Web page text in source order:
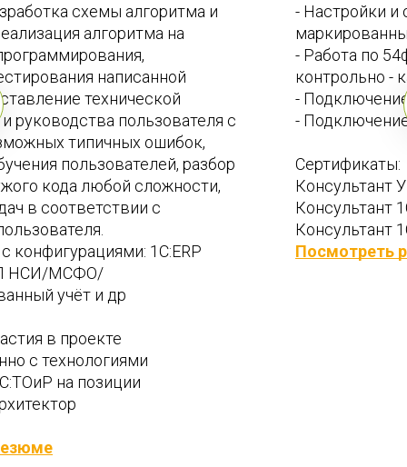
- Настройки и обучение работе с
маркированным товаром.
- Работа по 54фз (настройка и работа с
контрольно - кассовой техникой)
- Подключение и настройка системы МДЛП
- Подключение и настройка системы ЕГАИС
Сертификаты:
Консультант УНФ
Консультант 1С УТ
Консультант 1С Розница
Посмотреть резюме